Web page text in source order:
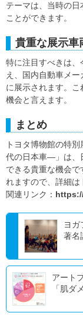
テーマは、当時の
ことができます。
貴重な展示車
特に注目すべきは
え、国内自動車メ
に展示されます。
機会と言えます。
まとめ
トヨタ博物館の特
代の日本車―」は、
できる貴重な機会
れますので、詳細は
関連リンク：
ヨガ
著名
アート
「肌ダ